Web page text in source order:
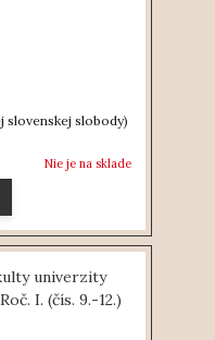
slovenskej slobody)
Nie je na sklade